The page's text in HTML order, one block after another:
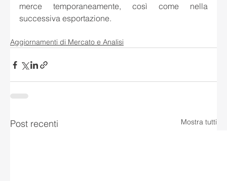
merce temporaneamente, così come nella
successiva esportazione.
Aggiornamenti di Mercato e Analisi
Post recenti Mostra tutti